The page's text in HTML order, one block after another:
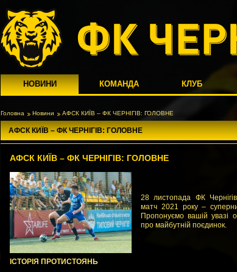
НОВИНИ КОМАНДА КЛУБ
Головна Новини АФСК КИЇВ – ФК ЧЕРНІГІВ: ГОЛОВНЕ
АФСК КИЇВ – ФК ЧЕРНІГІВ: ГОЛОВНЕ
АФСК КИЇВ – ФК ЧЕРНІГІВ: ГОЛОВНЕ
28 листопада ФК
матч 2021 року –
Пропонуємо вашій увазі
про майбутній поєдинок.
ІСТОРІЯ ПРОТИСТОЯНЬ